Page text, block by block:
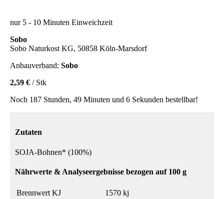
nur 5 - 10 Minuten Einweichzeit
Sobo
Sobo Naturkost KG, 50858 Köln-Marsdorf
Anbauverband: Sobo
2,59 € / Stk
Noch 187 Stunden, 49 Minuten und 6 Sekunden bestellbar!
Zutaten
SOJA-Bohnen* (100%)
Nährwerte & Analyseergebnisse bezogen auf 100 g
Brennwert KJ
1570 kj